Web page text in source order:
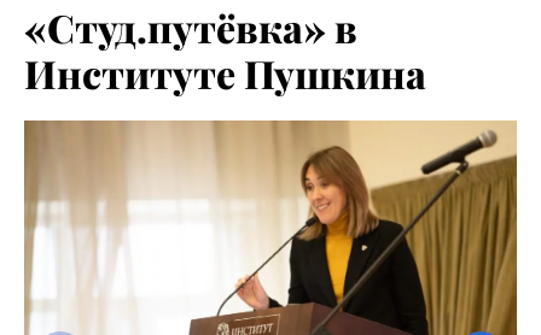
«Студ.путёвка» в
Институте Пушкина